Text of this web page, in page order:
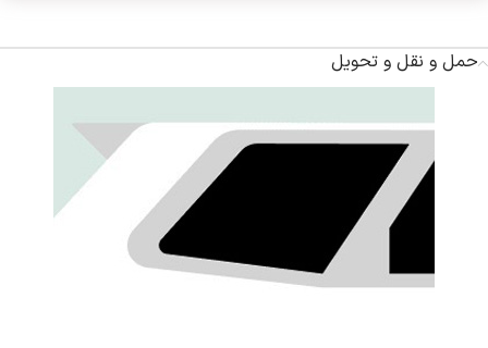
حمل و نقل و تحویل